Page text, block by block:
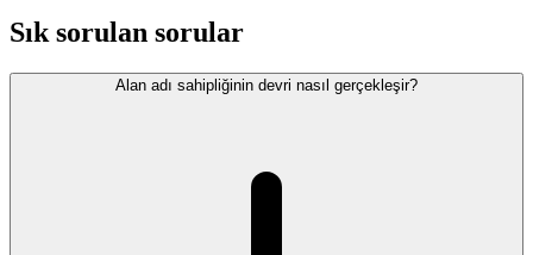
Sık sorulan sorular
Alan adı sahipliğinin devri nasıl gerçekleşir?